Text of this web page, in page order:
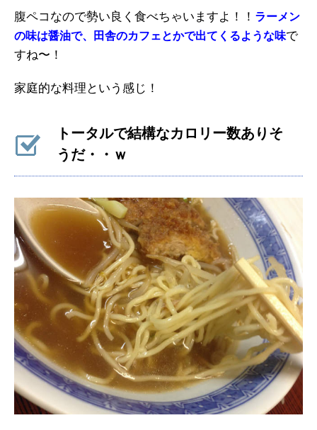
腹ペコなので勢い良く食べちゃいますよ！！ ラーメン
の味は醤油で、田舎のカフェとかで出てくるような味で
すね〜！
家庭的な料理という感じ！
トータルで結構なカロリー数ありそ
うだ・・ｗ